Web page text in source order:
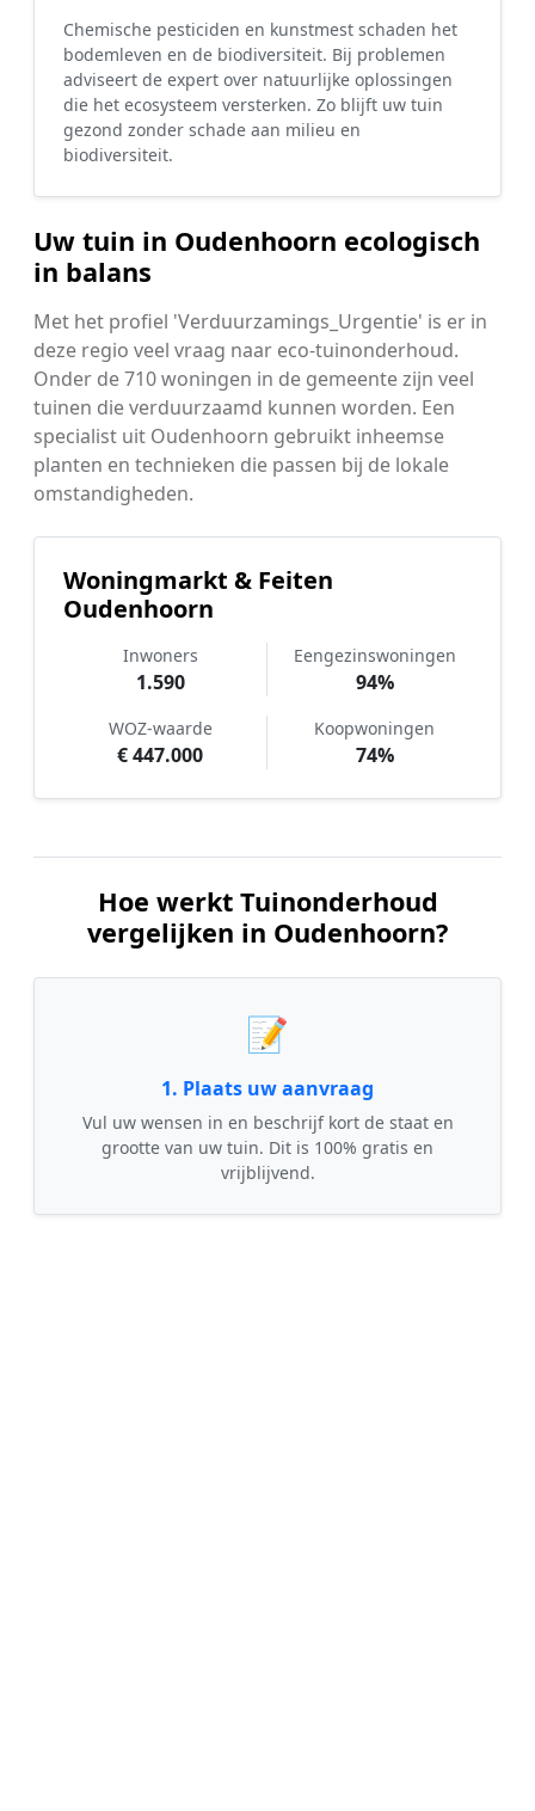
Chemische pesticiden en kunstmest schaden het
bodemleven en de biodiversiteit. Bij problemen
adviseert de expert over natuurlijke oplossingen
die het ecosysteem versterken. Zo blijft uw tuin
gezond zonder schade aan milieu en
biodiversiteit.
Uw tuin in Oudenhoorn ecologisch
in balans
Met het profiel 'Verduurzamings_Urgentie' is er in
deze regio veel vraag naar eco-tuinonderhoud.
Onder de 710 woningen in de gemeente zijn veel
tuinen die verduurzaamd kunnen worden. Een
specialist uit Oudenhoorn gebruikt inheemse
planten en technieken die passen bij de lokale
omstandigheden.
Woningmarkt & Feiten
Oudenhoorn
Inwoners
1.590
Eengezinswoningen
94%
WOZ-waarde
€ 447.000
Koopwoningen
74%
Hoe werkt Tuinonderhoud
vergelijken in Oudenhoorn?
📝
1. Plaats uw aanvraag
Vul uw wensen in en beschrijf kort de staat en
grootte van uw tuin. Dit is 100% gratis en
vrijblijvend.